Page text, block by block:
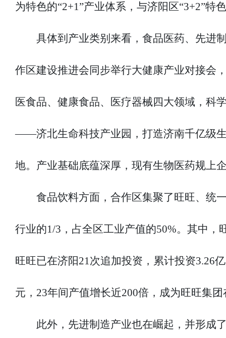
为特色的“2+1”产业体系，与济阳区“3+2”特
具体到产业类别来看，食品医药、先进
作区建设推进会同步举行大健康产业对接会
医食品、健康食品、医疗器械四大领域，科
——济北生命科技产业园，打造济南千亿级
地。产业基础底蕴深厚，现有生物医药规上
食品饮料方面，合作区集聚了旺旺、统
行业的1/3，占全区工业产值的50%。其中
旺旺已在济阳21次追加投资，累计投资3.26
元，23年间产值增长近200倍，成为旺旺集
此外，先进制造产业也在崛起，并形成